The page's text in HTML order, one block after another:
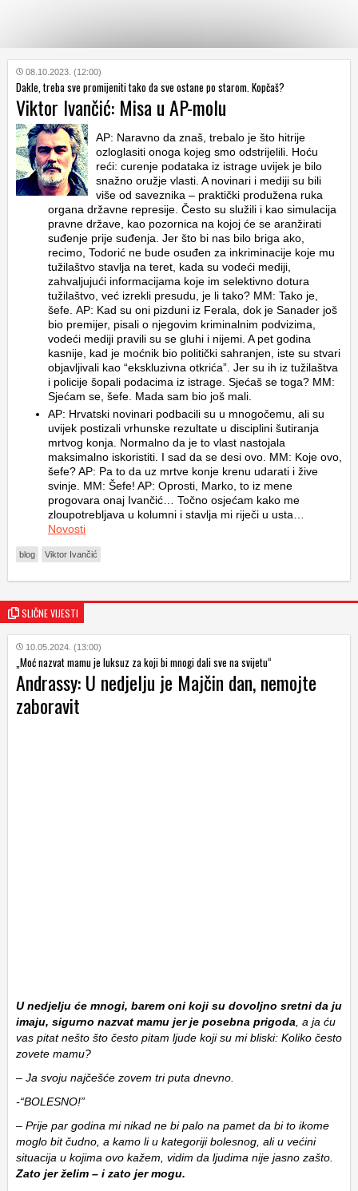
KATEGORIJE
HRVATSKI
WEB
08.10.2023. (12:00)
Dakle, treba sve promijeniti tako da sve ostane po starom. Kopčaš?
Viktor Ivančić: Misa u AP-molu
AP: Naravno da znaš, trebalo je što hitrije
ozloglasiti onoga kojeg smo odstrijelili. Hoću
reći: curenje podataka iz istrage uvijek je bilo
snažno oružje vlasti. A novinari i mediji su bili
više od saveznika – praktički produžena ruka
organa državne represije. Često su služili i kao simulacija
pravne države, kao pozornica na kojoj će se aranžirati
suđenje prije suđenja. Jer što bi nas bilo briga ako,
recimo, Todorić ne bude osuđen za inkriminacije koje mu
tužilaštvo stavlja na teret, kada su vodeći mediji,
zahvaljujući informacijama koje im selektivno dotura
tužilaštvo, već izrekli presudu, je li tako? MM: Tako je,
šefe. AP: Kad su oni pizduni iz Ferala, dok je Sanader još
bio premijer, pisali o njegovim kriminalnim podvizima,
vodeći mediji pravili su se gluhi i nijemi. A pet godina
kasnije, kad je moćnik bio politički sahranjen, iste su stvari
objavljivali kao “ekskluzivna otkrića”. Jer su ih iz tužilaštva
i policije šopali podacima iz istrage. Sjećaš se toga? MM:
Sjećam se, šefe. Mada sam bio još mali.
AP: Hrvatski novinari podbacili su u mnogočemu, ali su
uvijek postizali vrhunske rezultate u disciplini šutiranja
mrtvog konja. Normalno da je to vlast nastojala
maksimalno iskoristiti. I sad da se desi ovo. MM: Koje ovo,
šefe? AP: Pa to da uz mrtve konje krenu udarati i žive
svinje. MM: Šefe! AP: Oprosti, Marko, to iz mene
progovara onaj Ivančić… Točno osjećam kako me
zloupotrebljava u kolumni i stavlja mi riječi u usta…
Novosti
blog Viktor Ivančić
SLIČNE VIJESTI
10.05.2024. (13:00)
„Moć nazvat mamu je luksuz za koji bi mnogi dali sve na svijetu“
Andrassy: U nedjelju je Majčin dan, nemojte
zaboravit
U nedjelju će mnogi, barem oni koji su dovoljno sretni da ju
imaju, sigurno nazvat mamu jer je posebna prigoda , a ja ću
vas pitat nešto što često pitam ljude koji su mi bliski: Koliko često
zovete mamu?
– Ja svoju najčešće zovem tri puta dnevno.
-“BOLESNO!”
– Prije par godina mi nikad ne bi palo na pamet da bi to ikome
moglo bit čudno, a kamo li u kategoriji bolesnog, ali u većini
situacija u kojima ovo kažem, vidim da ljudima nije jasno zašto.
Zato jer želim – i zato jer mogu.